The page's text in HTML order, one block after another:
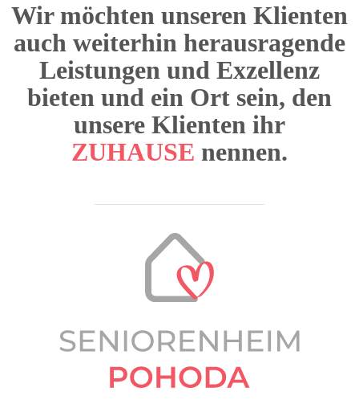
Wir möchten unseren Klienten
auch weiterhin herausragende
Leistungen und Exzellenz
bieten und ein Ort sein, den
unsere Klienten ihr
ZUHAUSE nennen.